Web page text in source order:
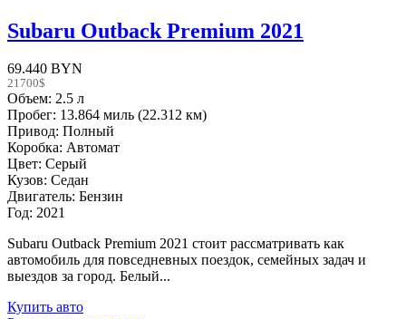
Subaru Outback Premium 2021
69.440 BYN
21700$
Объем: 2.5 л
Пробег: 13.864 миль (22.312 км)
Привод: Полный
Коробка: Автомат
Цвет: Серый
Кузов: Седан
Двигатель: Бензин
Год: 2021
Subaru Outback Premium 2021 стоит рассматривать как
автомобиль для повседневных поездок, семейных задач и
выездов за город. Белый...
Купить авто